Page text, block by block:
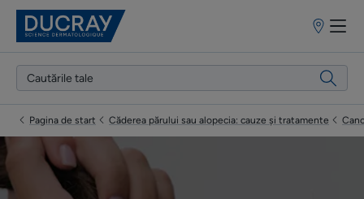
Puncte
vânzare
Pagina de start Căderea părului sau alopecia: cauze și tratamente